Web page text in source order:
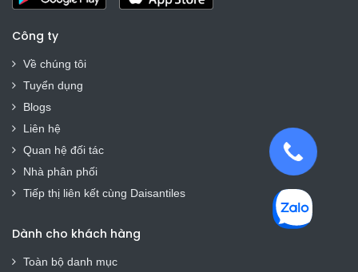
Công ty
Về chúng tôi
Tuyển dụng
Blogs
Liên hệ
Quan hệ đối tác
Nhà phân phối
Tiếp thị liên kết cùng Daisantiles
Dành cho khách hàng
Toàn bộ danh mục